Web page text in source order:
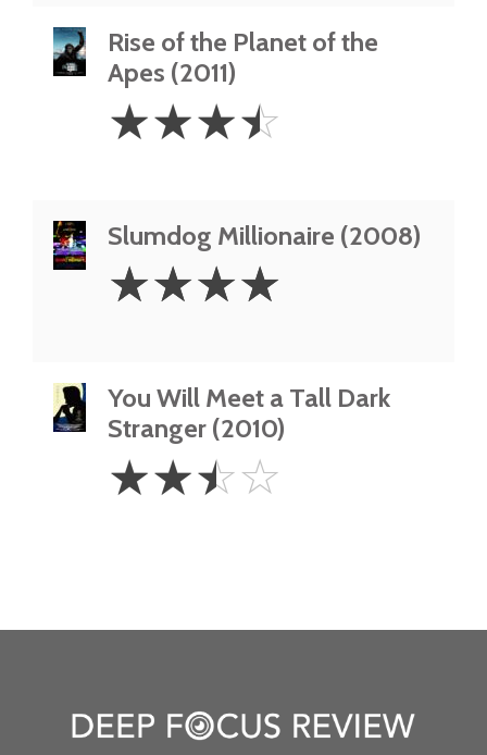
Rise of the Planet of the
Apes (2011)
3.5
Stars
☆☆☆☆
Slumdog Millionaire (2008)
Stars
☆☆☆☆
You Will Meet a Tall Dark
Stranger (2010)
2.5
Stars
☆☆☆☆